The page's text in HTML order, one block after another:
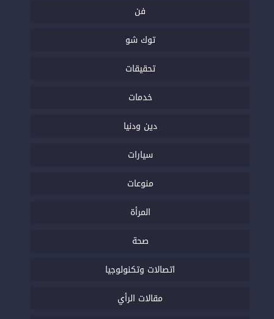
فن
توك شو
تحقيقات
خدمات
دين ودنيا
سيارات
منوعات
المرأة
صحة
اتصالات وتكنولوجيا
مقالات الرأي